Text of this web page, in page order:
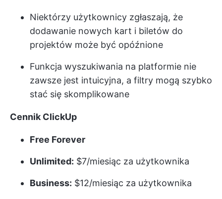
Niektórzy użytkownicy zgłaszają, że
dodawanie nowych kart i biletów do
projektów może być opóźnione
Funkcja wyszukiwania na platformie nie
zawsze jest intuicyjna, a filtry mogą szybko
stać się skomplikowane
Cennik ClickUp
Free Forever
Unlimited: $7/miesiąc za użytkownika
Business: $12/miesiąc za użytkownika